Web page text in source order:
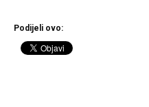
Podijeli ovo: